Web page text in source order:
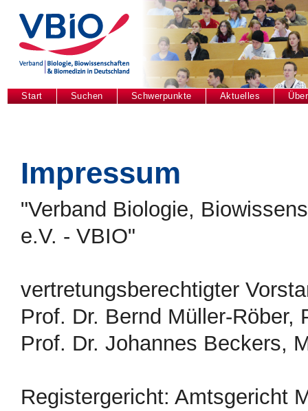
Impressum
"Verband Biologie,
e.V. - VBIO"
vertretungsberechtigter
Prof. Dr. Bernd Müller-Röber,
Prof. Dr. Johannes Beckers,
Registergericht: Amtsgericht
Start Suchen Schwerpunkte Aktuelles